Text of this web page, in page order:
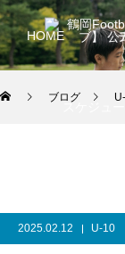
HOME
スケジュー
ブログ
2025.02.12 U-10